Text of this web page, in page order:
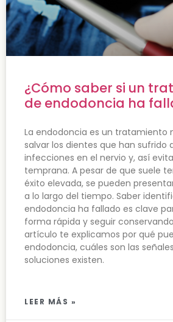
¿Cómo saber si un
de endodoncia ha
La endodoncia es un tratamiento
salvar los dientes que han sufrido
infecciones en el nervio y, así
temprana. A pesar de que suele
éxito elevada, se pueden
a lo largo del tiempo. Saber
endodoncia ha fallado es clave
forma rápida y seguir
artículo te explicamos por qué
endodoncia, cuáles son las
soluciones existen.
LEER MÁS »